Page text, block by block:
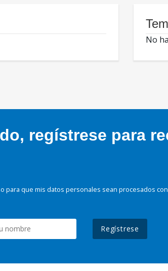
No
regístrese para
para que mis datos personales sean procesados
Regístrese